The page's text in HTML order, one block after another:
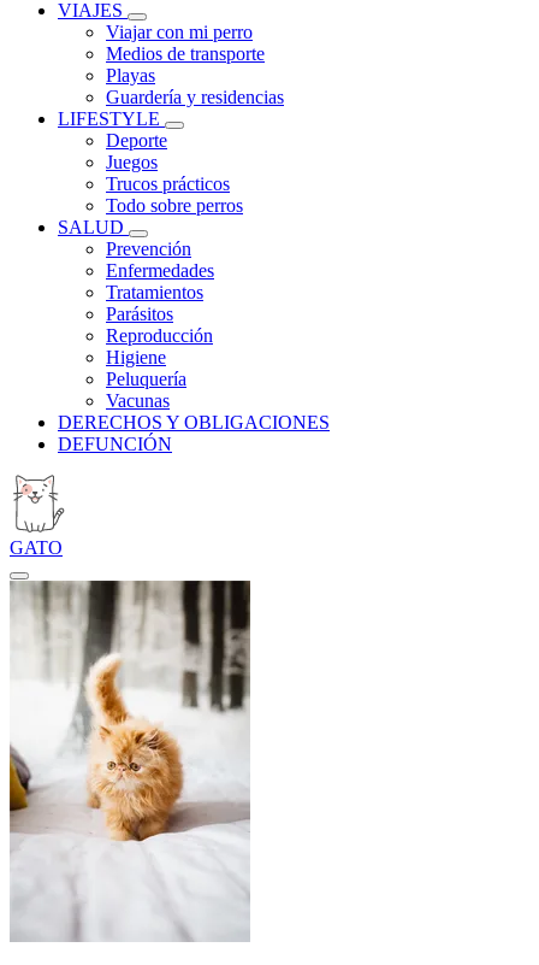
VIAJES
Viajar con mi perro
Medios de transporte
Playas
Guardería y residencias
LIFESTYLE
Deporte
Juegos
Trucos prácticos
Todo sobre perros
SALUD
Prevención
Enfermedades
Tratamientos
Parásitos
Reproducción
Higiene
Peluquería
Vacunas
DERECHOS Y OBLIGACIONES
DEFUNCIÓN
GATO